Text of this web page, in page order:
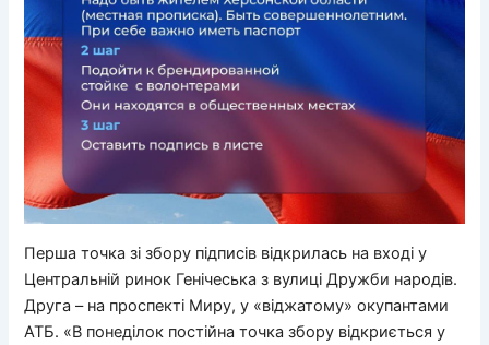
Перша точка зі збору підписів відкрилась на вході у
Центральній ринок Генічеська з вулиці Дружби народів.
Друга – на проспекті Миру, у «віджатому» окупантами
АТБ. «В понеділок постійна точка збору відкриється у